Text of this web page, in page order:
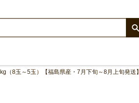
（8玉～5玉）【福島県産・7月下旬～8月上旬発送】